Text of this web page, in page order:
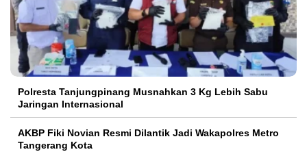
Polresta Tanjungpinang Musnahkan 3 Kg Lebih Sabu
Jaringan Internasional
AKBP Fiki Novian Resmi Dilantik Jadi Wakapolres Metro
Tangerang Kota